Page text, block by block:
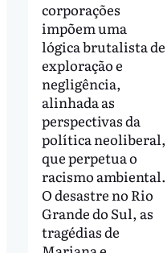
corporações
impõem uma
lógica brutalista de
exploração e
negligência,
alinhada as
perspectivas da
política neoliberal,
que perpetua o
racismo ambiental.
O desastre no Rio
Grande do Sul, as
tragédias de